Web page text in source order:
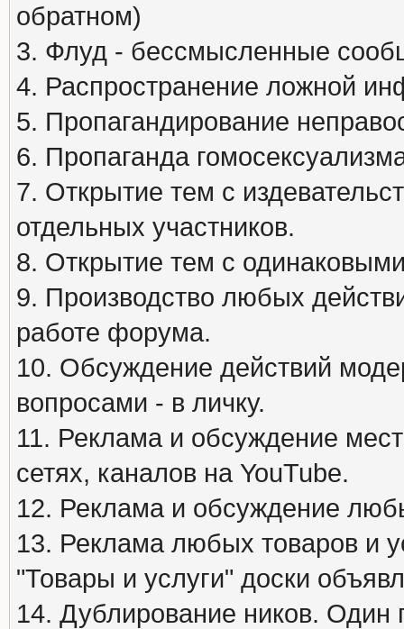
обратном)
3. Флуд - бессмысленные
4. Распространение ложной
5. Пропагандирование
6. Пропаганда
7. Открытие тем с
отдельных участников.
8. Открытие тем с
9. Производство любых
работе форума.
10. Обсуждение действий
вопросами - в личку.
11. Реклама и обсуждение
сетях, каналов на YouTube.
12. Реклама и обсуждение
13. Реклама любых товаров и
"Товары и услуги" доски
14. Дублирование ников. Один